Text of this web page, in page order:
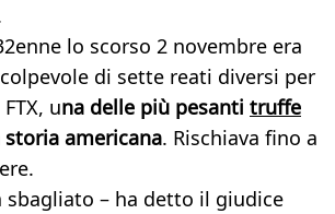
lo scorso 2 novembre era
di sette reati diversi per
una delle più pesanti truffe
storia americana. Rischiava fino a
sbagliato – ha detto il giudice